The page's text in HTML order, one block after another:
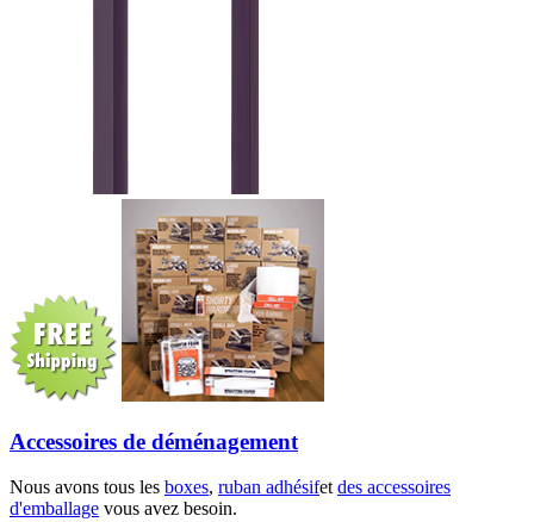
Accessoires de déménagement
Nous avons tous les boxes, ruban adhésifetdes accessoires
d'emballage vous avez besoin.